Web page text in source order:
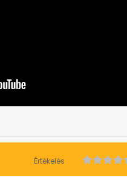
Értékelés